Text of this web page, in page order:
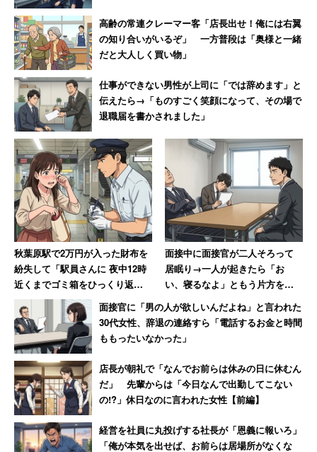
高齢の常連クレーマー客「店長出せ！俺には右翼
の知り合いがいるぞ」 一方普段は「奥様と一緒
だと大人しく買い物」
仕事ができない男性が上司に「では辞めます」と
伝えたら→「ものすごく笑顔になって、その場で
退職届を書かされました」
秋葉原駅で2万円が入った財布を
紛失して「駅員さんに 夜中12時
近くまでゴミ箱をひっくり返し
てもらいました」 30年後も忘
れられない話
面接中に面接官が二人そろって
居眠り→一人が起きたら「お
い、寝るなよ」ともう片方を起
こして「何事もなかったかのよ
うに再開」
面接官に「男の人が欲しいんだよね」と言われた
30代女性、辞退の連絡すら「電話するお金と時間
ももったいなかった」
店長が朝礼で「なんでお前らは休みの日に休むん
だ」 先輩からは「今日なんで出勤してこない
の!?」休日なのに言われた女性【前編】
経営を社員に丸投げする社長が「恩義に報いろ」
「俺が本気を出せば、お前らは居場所がなくな